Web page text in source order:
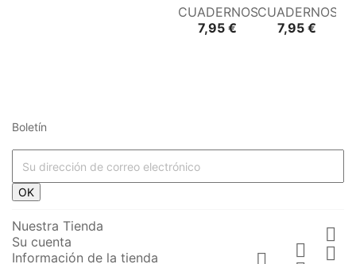
CUADERNOS
7,95 €
CUADERNOS
7,95 €Precio

 




 


 
 
Boletín
OK
Nuestra Tienda


Su cuenta

Información de la tienda